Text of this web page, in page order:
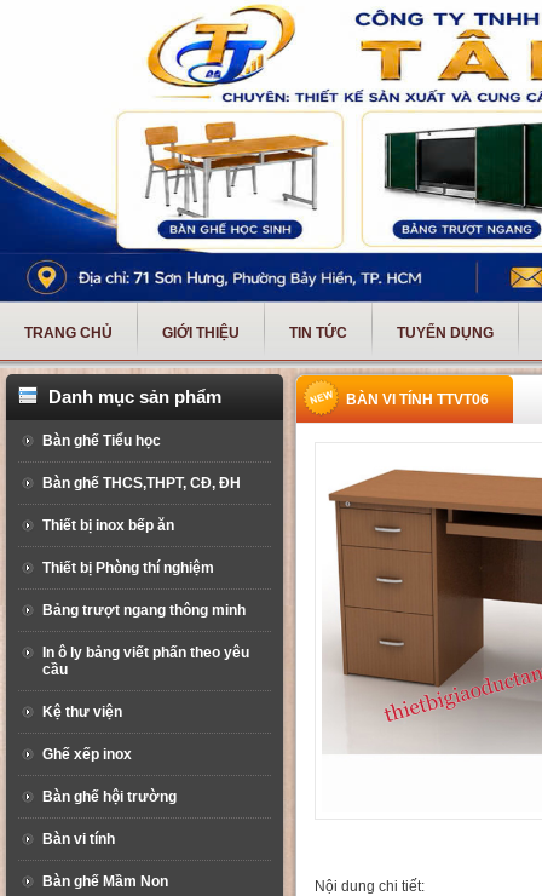
TRANG CHỦ GIỚI THIỆU TIN TỨC TUYỂN DỤNG
Danh mục sản phẩm
Bàn ghế Tiểu học
Bàn ghế THCS,THPT, CĐ, ĐH
Thiết bị inox bếp ăn
Thiết bị Phòng thí nghiệm
Bảng trượt ngang thông minh
In ô ly bảng viết phấn theo yêu
cầu
Kệ thư viện
Ghế xếp inox
Bàn ghế hội trường
Bàn vi tính
Bàn ghế Mầm Non
BÀN VI TÍNH TTVT06
Nội dung chi tiết: